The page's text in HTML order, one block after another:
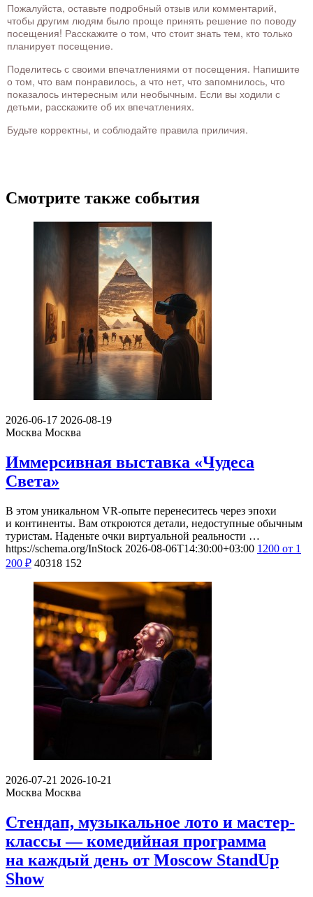
Пожалуйста, оставьте подробный отзыв или комментарий,
чтобы другим людям было проще принять решение по поводу
посещения! Расскажите о том, что стоит знать тем, кто только
планирует посещение.
Поделитесь с своими впечатлениями от посещения. Напишите
о том, что вам понравилось, а что нет, что запомнилось, что
показалось интересным или необычным. Если вы ходили с
детьми, расскажите об их впечатлениях.
Будьте корректны, и соблюдайте правила приличия.
Смотрите также события
2026-06-17 2026-08-19
Москва Москва
Иммерсивная выставка «Чудеса
Света»
В этом уникальном VR-опыте перенеситесь через эпохи
и континенты. Вам откроются детали, недоступные обычным
туристам. Наденьте очки виртуальной реальности …
https://schema.org/InStock 2026-08-06T14:30:00+03:00 1200 от 1
200 ₽ 40318 152
2026-07-21 2026-10-21
Москва Москва
Стендап, музыкальное лото и мастер-
классы — комедийная программа
на каждый день от Moscow StandUp
Show